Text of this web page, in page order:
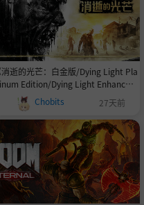
消逝的光芒：白金版/Dying Light Pla
Edition/Dying Light Enhanced
Edition》v1.55.0-官中免安装-简中|支
键鼠.手柄|赠多项修改器|赠100%完美
关存档|赠局域网联机教程|赠壁纸|赠
报|赠模型|赠小说|赠电子书|赠艺术品|
赠原声音乐|容量43.58GBGB
Chobits 27天前